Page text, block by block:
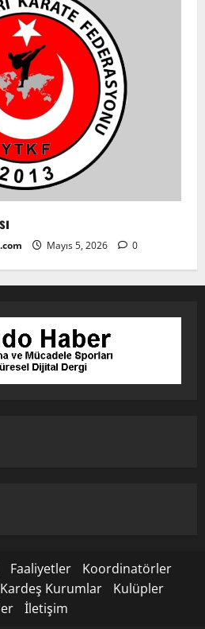
Mayıs 5, 2026 0
Faaliyetler
Koordinatörler
Kardeş Kurumlar
Kulüpler
İletişim